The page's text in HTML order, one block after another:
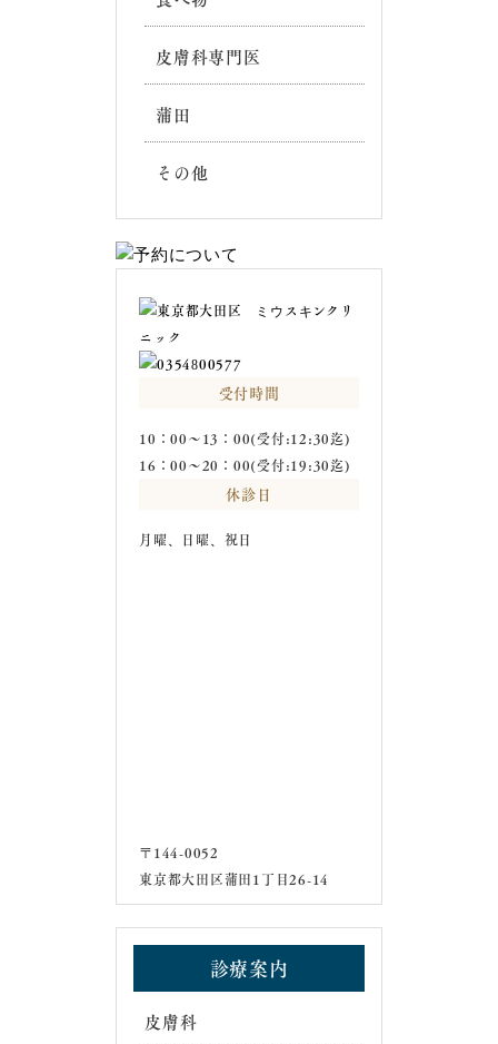
皮膚科専門医
蒲田
その他
受付時間
10：00～13：00(受付:12:30迄)
16：00～20：00(受付:19:30迄)
休診日
月曜、日曜、祝日
〒144-0052
東京都大田区蒲田1丁目26-14
診療案内
皮膚科